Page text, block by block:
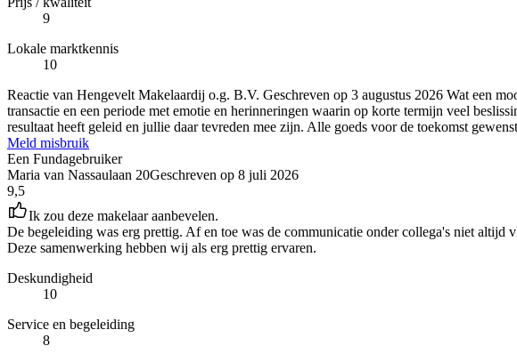
9
Lokale marktkennis
10
Reactie van Hengevelt Makelaardij o.g. B.V. Geschreven op 3 augustus 2026 Wat een
transactie en een periode met emotie en herinneringen waarin op korte termijn veel
resultaat heeft geleid en jullie daar tevreden mee zijn. Alle goeds voor de toekomst
Meld misbruik
Een Fundagebruiker
Maria van Nassaulaan 20Geschreven op 8 juli 2026
9,5
Ik zou deze makelaar aanbevelen.
De begeleiding was erg prettig. Af en toe was de communicatie onder collega's niet
Deze samenwerking hebben wij als erg prettig ervaren.
Deskundigheid
10
Service en begeleiding
8